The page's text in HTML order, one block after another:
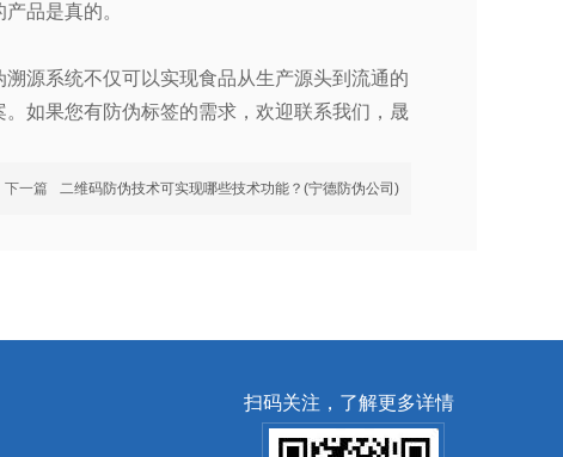
品是真的。
源系统不仅可以实现食品从生产源头到流通的
如果您有防伪标签的需求，欢迎联系我们，晟
下一篇 二维码防伪技术可实现哪些技术功能？(宁德防伪公司)
扫码关注，了解更多详情